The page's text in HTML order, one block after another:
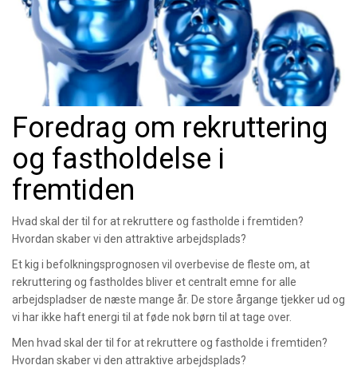
Foredrag om rekruttering
og fastholdelse i
fremtiden
Hvad skal der til for at rekruttere og fastholde i fremtiden?
Hvordan skaber vi den attraktive arbejdsplads?
Et kig i befolkningsprognosen vil overbevise de fleste om, at
rekruttering og fastholdes bliver et centralt emne for alle
arbejdspladser de næste mange år. De store årgange tjekker ud og
vi har ikke haft energi til at føde nok børn til at tage over.
Men hvad skal der til for at rekruttere og fastholde i fremtiden?
Hvordan skaber vi den attraktive arbejdsplads?